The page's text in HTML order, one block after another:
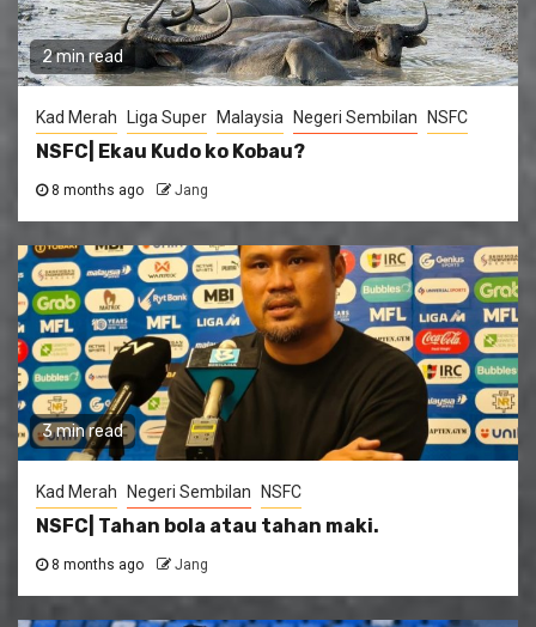
2 min read
Kad Merah Liga Super Malaysia Negeri Sembilan NSFC
NSFC| Ekau Kudo ko Kobau?
8 months ago Jang
3 min read
Kad Merah Negeri Sembilan NSFC
NSFC| Tahan bola atau tahan maki.
8 months ago Jang